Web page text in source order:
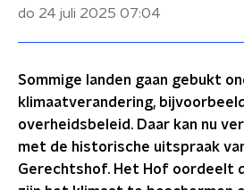
do 24 juli 2025 07:04
Sommige landen gaan gebukt
klimaatverandering,
overheidsbeleid. Daar kan nu
met de historische uitspraak
Gerechtshof. Het Hof oordeelt